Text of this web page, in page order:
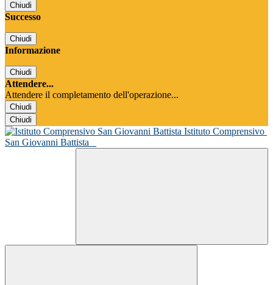
Chiudi
Successo
Chiudi
Informazione
Chiudi
Attendere...
Attendere il completamento dell'operazione...
Chiudi
Chiudi
Istituto Comprensivo
San Giovanni Battista